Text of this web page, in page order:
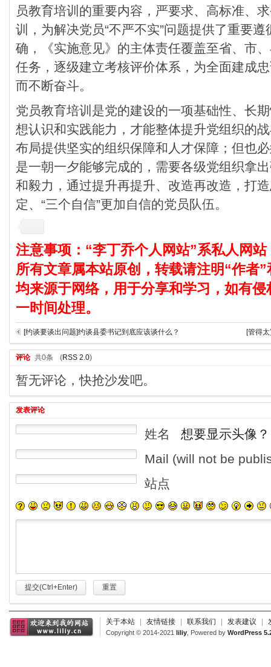
员教育培训的重要内容，严要求、高标准、
训，为解决党员“不严不实”问题提供了重要
确，《实施意见》的主体责任覆盖至省、市
任务，逐级建立考核评价体系，为全面建成
而不断奋斗。
党员教育培训是党的建设的一项基础性、长
想认识和实践能力，才能整体提升党组织的
布局提供坚实的组织保障和人才保障；但也
是一朝一夕能够完成的，需要各级党组织拿
和毅力，通过提升再提升、改造再改造，打
定、“三个自信”更加自信的党员队伍。
注意事项：“李丁乔个人网站”系私人网
所有文章属本站原创，转载请注明“作者
均来源于网络，用于分享和学习，如有
一时间处理。
[约谈要谈出问题]约谈县委书记到底应该谈什么？ [管得
评论 共0条 (RSS 2.0)
暂无评论，快抢沙发吧。
发表评论
姓名
想要显示头像？
Mail (will not be
站点
提交(Ctrl+Enter) 重置
关于本站 | 友情链接 | 联系我们 | 发表建议 |
Copyright © 2014-2021 liliy , Powered by WordPress